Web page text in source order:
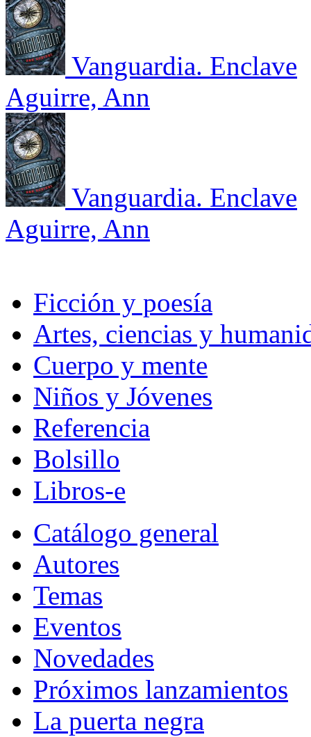
Vanguardia. Enclave
Aguirre, Ann
Vanguardia. Enclave
Aguirre, Ann
Ficción y poesía
Artes, ciencias y
Cuerpo y mente
Niños y Jóvenes
Referencia
Bolsillo
Libros-e
Catálogo general
Autores
Temas
Eventos
Novedades
Próximos lanzamientos
La puerta negra